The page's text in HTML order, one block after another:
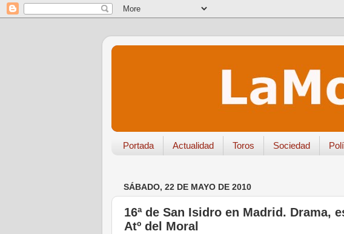
Portada Actualidad Toros Sociedad
SÁBADO, 22 DE MAYO DE 2010
16ª de San Isidro en Madrid. Drama,
Atº del Moral